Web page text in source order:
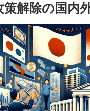
策解除の国内